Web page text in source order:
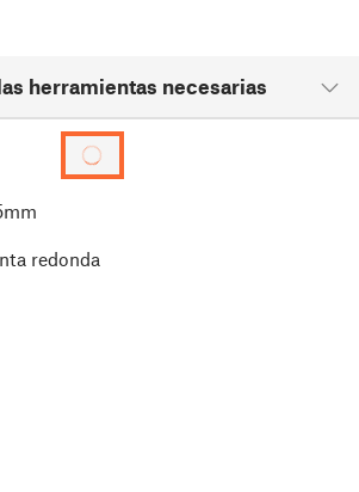
herramientas necesarias
redonda